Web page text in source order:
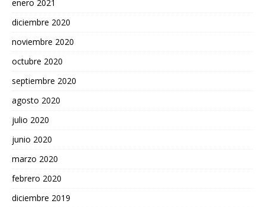
enero 2021
diciembre 2020
noviembre 2020
octubre 2020
septiembre 2020
agosto 2020
julio 2020
junio 2020
marzo 2020
febrero 2020
diciembre 2019